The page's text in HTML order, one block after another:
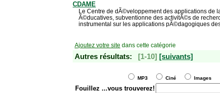
CDAME
Le Centre de dÃ©veloppement des applications de
Ã©ducatives, subventionne des activitÃ©s de
instrumental sur les applications pÃ©dagogiques
Ajoutez votre site dans cette catégorie
Autres résultats: [1-10] [suivants]
MP3 Ciné Images
Fouillez ...vous trouverez!